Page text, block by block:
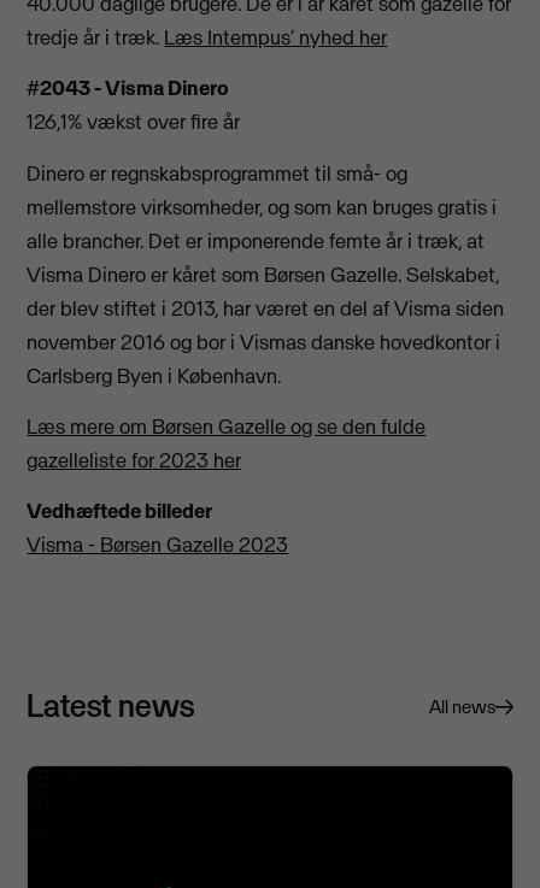
tredje år i træk. Læs Intempus’ nyhed her
#2043 - Visma Dinero
126,1% vækst over fire år
Dinero er regnskabsprogrammet til små- og
mellemstore virksomheder, og som kan bruges gratis i
alle brancher. Det er imponerende femte år i træk, at
Visma Dinero er kåret som Børsen Gazelle. Selskabet,
der blev stiftet i 2013, har været en del af Visma siden
november 2016 og bor i Vismas danske hovedkontor i
Carlsberg Byen i København.
Læs mere om Børsen Gazelle og se den fulde
gazelleliste for 2023 her
Vedhæftede billeder
Visma - Børsen Gazelle 2023
Latest news All news